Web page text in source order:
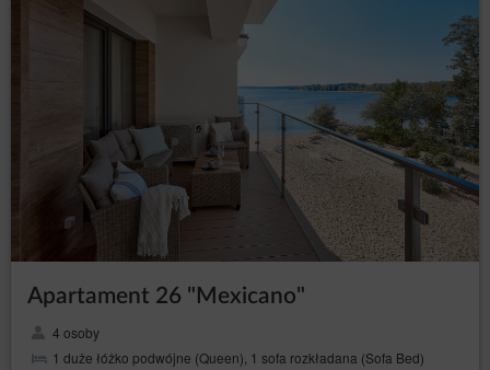
Apartament 26 "Mexicano"
4 osoby
1 duże łóżko podwójne (Queen), 1 sofa rozkładana (Sofa Bed)